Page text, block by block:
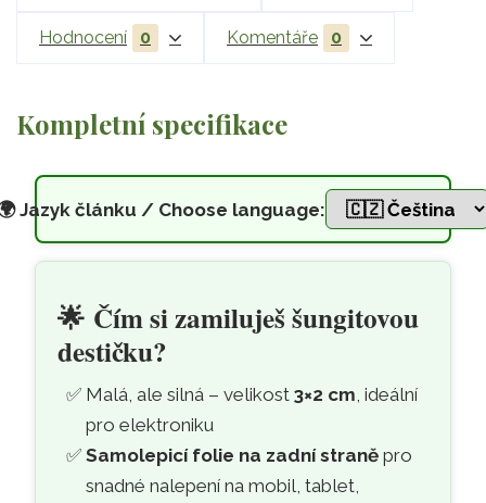
Hodnocení 0 Komentáře 0
Kompletní specifikace
Jazyk článku / Choose language:
Šungitová ochranná
🌟 Čím si zamiluješ šungitovou
destičku?
Malá, ale silná – velikost 3×2 cm , ideální
pro elektroniku
Samolepicí folie na zadní straněpro
snadné nalepení na mobil, tablet,